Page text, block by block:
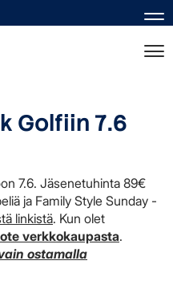
Golfiin 7.6
7.6. Jäsenetuhinta 89€
ja Family Style Sunday -
linkistä. Kun olet
verkkokaupasta.
ostamalla